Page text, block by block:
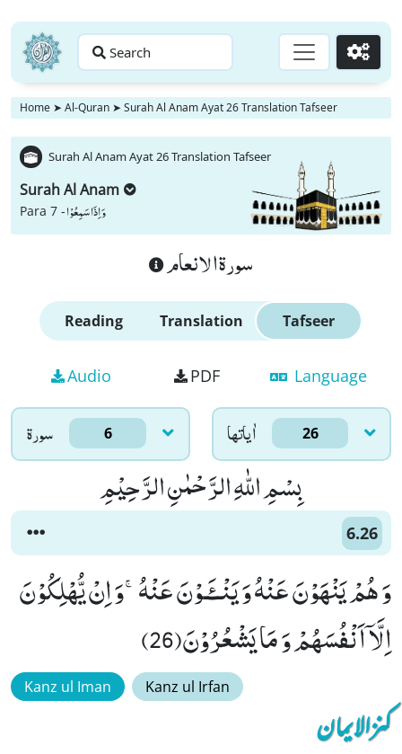
Search Go
Home ➤ Al-Quran ➤ Surah Al Anam Ayat 26 Translation Tafseer
Surah Al Anam Ayat 26 Translation Tafseer
Surah Al Anam
Para 7 -وَ اِذَا سَمِعُوْا
سورة الانعام
Reading Translation Tafseer
Audio PDF Language
سورۃ 6 اٰياتها 26
بِسْمِ اللّٰهِ الرَّحْمٰنِ الرَّحِیْمِ
6.26
وَ هُمْ یَنْهَوْنَ عَنْهُ وَ یَنْــٴَـوْنَ عَنْهُۚ-وَ اِنْ یُّهْلِكُوْنَ
اِلَّاۤ اَنْفُسَهُمْ وَ مَا یَشْعُرُوْنَ(26)
Kanz ul Iman Kanz ul Irfan
کنزالایمان